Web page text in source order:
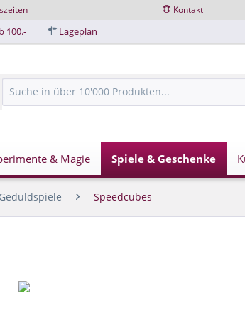
Kontakt
100.- Lageplan
& Magie Spiele & Geschenke
Speedcubes